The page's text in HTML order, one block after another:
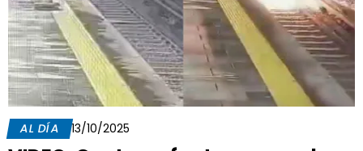
AL DÍA 13/10/2025